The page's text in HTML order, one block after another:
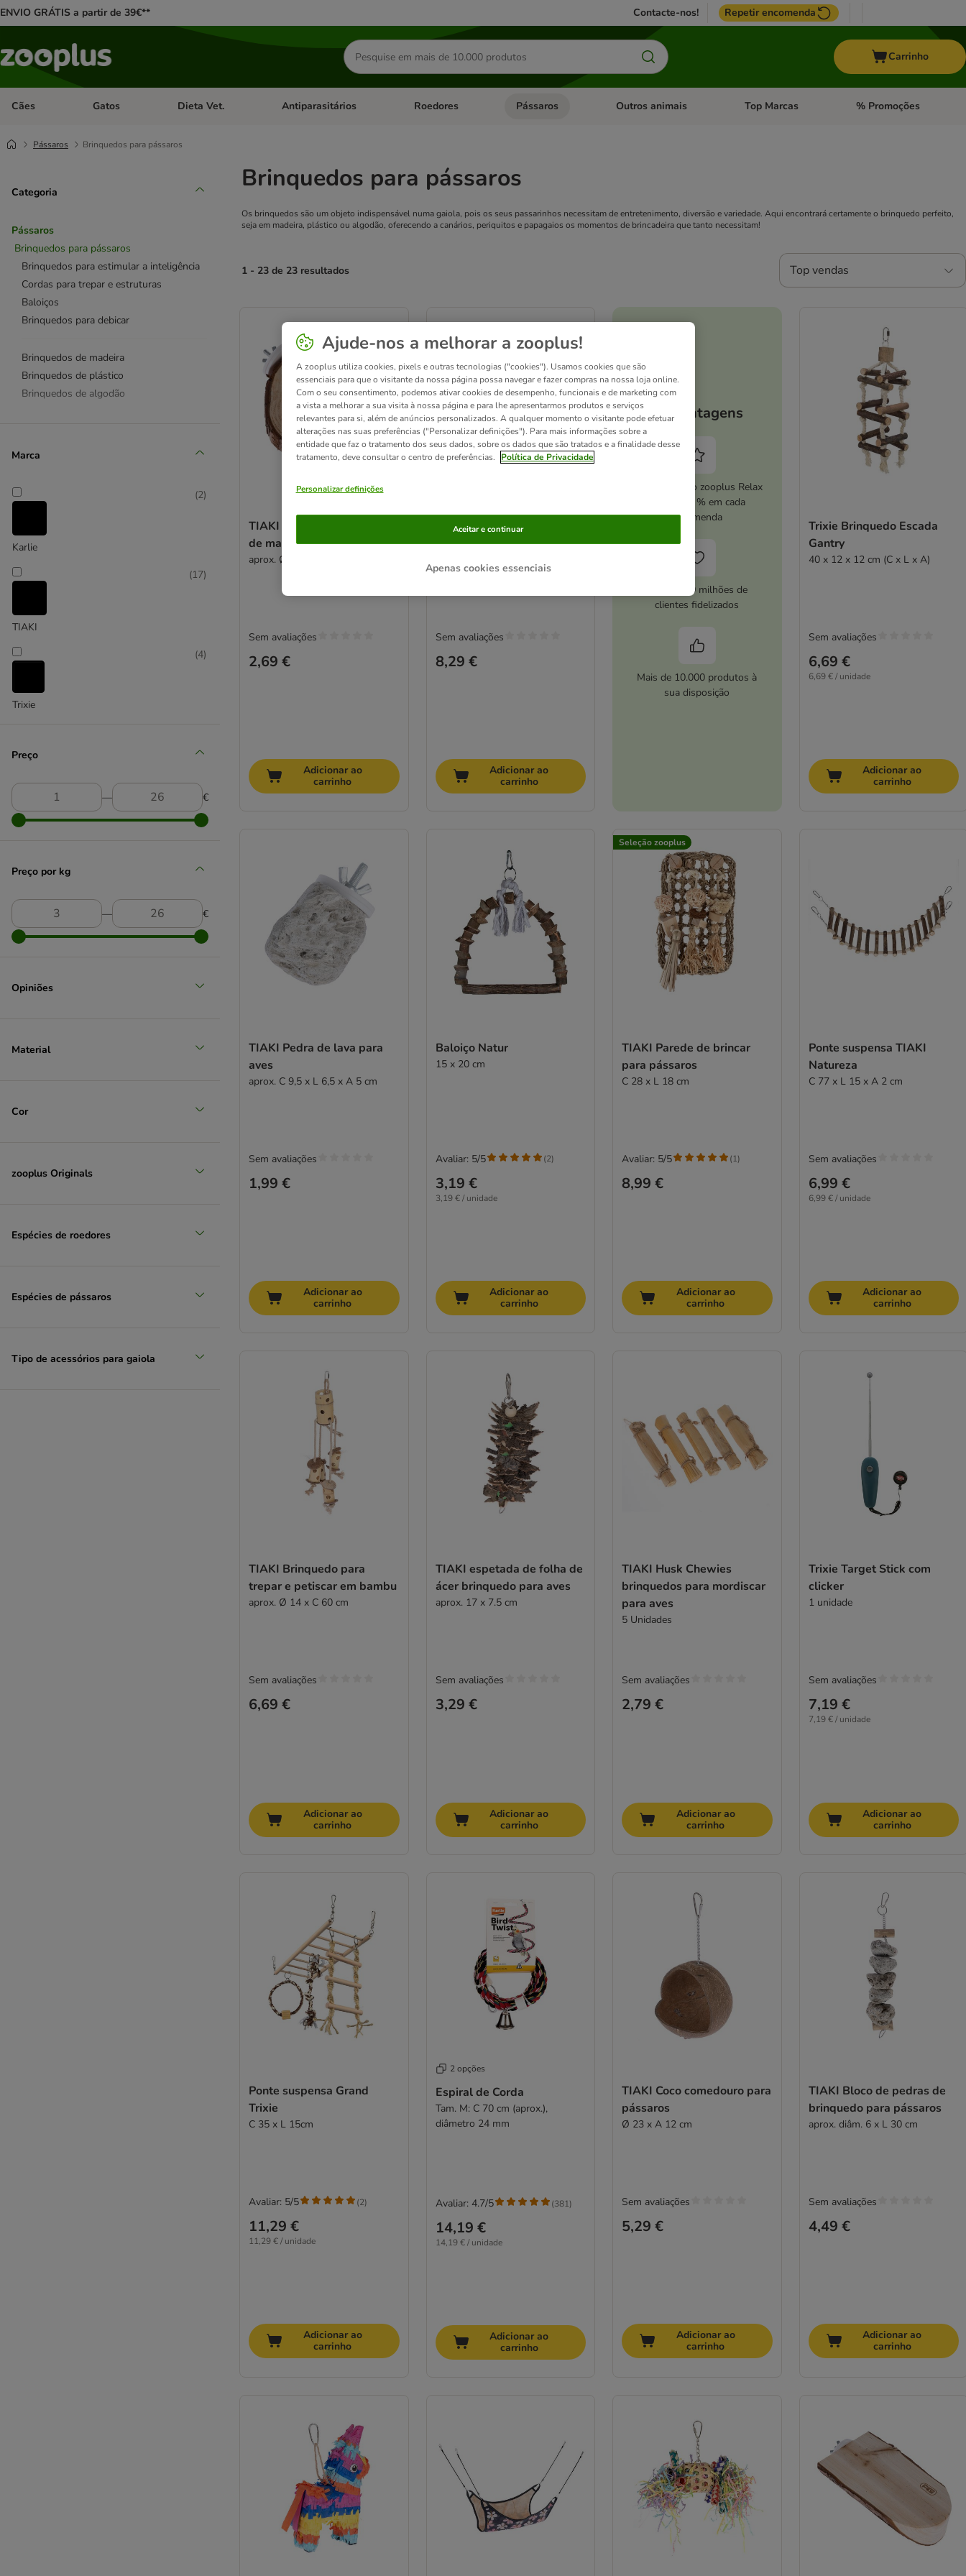
ENVIO GRÁTIS a partir de 39€** Contacte-nos! Repetir encomenda
Pesquisar
produtos
Carrinho
Cães Abrir menu de categoria: Cães
Gatos Abrir menu de categoria: Gatos
Dieta Vet. Abrir menu de categoria: Dieta Vet.
Antiparasitários Abrir menu de categoria: Antiparasitários
Roedores Abrir menu de categoria: Roedores
Pássaros Abrir menu de categoria: Pássaros
Outros animais Abrir menu de categoria: Outros animais
Top Marcas Abrir menu de categoria:
% Promoções
Pássaros Brinquedos para pássaros
Categoria
Pássaros
Brinquedos para pássaros
Brinquedos para estimular a inteligência
Cordas para trepar e estruturas
Baloiços
Brinquedos para debicar
Brinquedos de madeira
Brinquedos de plástico
Brinquedos de algodão
Marca
Karlie
(2)
TIAKI
(17)
Trixie
(4)
Preço
― €
Preço por kg
― €
Opiniões
Material
Cor
zooplus Originals
Espécies de roedores
Espécies de pássaros
Tipo de acessórios para gaiola
Brinquedos para pássaros
Os brinquedos são um objeto indispensável numa gaiola, pois os seus passarinhos necessitam de entretenimento, diversão e variedade. Aqui encontrará certamente o brinquedo perfeito,
seja em madeira, plástico ou algodão, oferecendo a canários, periquitos e papagaios os momentos de brincadeira que tanto necessitam!
1 - 23 de 23 resultados Top vendas
TIAKI plataforma redonda
de madeira com casca
aprox. Ø 10 cm
2,69 €
Sem avaliações
Adicionar ao
carrinho
TIAKI Robot Man Brinquedo
para pássaros
8,29 €
Sem avaliações
Adicionar ao
carrinho
As vantagens
Ative o serviço zooplus Relax
e poupe 5 % em cada
encomenda
Mais de 10 milhões de
clientes fidelizados
Mais de 10.000 produtos à
sua disposição
Trixie Brinquedo Escada
Gantry
40 x 12 x 12 cm (C x L x A)
6,69 €
6,69 € / unidade
Sem avaliações
Adicionar ao
carrinho
TIAKI Pedra de lava para
aves
aprox. C 9,5 x L 6,5 x A 5 cm
1,99 €
Sem avaliações
Adicionar ao
carrinho
Baloiço Natur
15 x 20 cm
3,19 €
3,19 € / unidade
Avaliar: 5/5 (2)
Adicionar ao
carrinho
Seleção zooplus
TIAKI Parede de brincar
para pássaros
C 28 x L 18 cm
8,99 €
Avaliar: 5/5 (1)
Adicionar ao
carrinho
Ponte suspensa TIAKI
Natureza
C 77 x L 15 x A 2 cm
6,99 €
6,99 € / unidade
Sem avaliações
Adicionar ao
carrinho
TIAKI Brinquedo para
trepar e petiscar em bambu
aprox. Ø 14 x C 60 cm
6,69 €
Sem avaliações
Adicionar ao
carrinho
TIAKI espetada de folha de
ácer brinquedo para aves
aprox. 17 x 7.5 cm
3,29 €
Sem avaliações
Adicionar ao
carrinho
TIAKI Husk Chewies
brinquedos para mordiscar
para aves
5 Unidades
2,79 €
Sem avaliações
Adicionar ao
carrinho
Trixie Target Stick com
clicker
1 unidade
7,19 €
7,19 € / unidade
Sem avaliações
Adicionar ao
carrinho
Ponte suspensa Grand
Trixie
C 35 x L 15cm
11,29 €
11,29 € / unidade
Avaliar: 5/5 (2)
Adicionar ao
carrinho
2 opções
Espiral de Corda
Tam. M: C 70 cm (aprox.),
diâmetro 24 mm
14,19 €
14,19 € / unidade
Avaliar: 4.7/5 (381)
Adicionar ao
carrinho
TIAKI Coco comedouro para
pássaros
Ø 23 x A 12 cm
5,29 €
Sem avaliações
Adicionar ao
carrinho
TIAKI Bloco de pedras de
brinquedo para pássaros
aprox. diâm. 6 x L 30 cm
4,49 €
Sem avaliações
Adicionar ao
carrinho
Ajude-nos a melhorar a zooplus!
A zooplus utiliza cookies, pixels e outras tecnologias ("cookies"). Usamos cookies que são
essenciais para que o visitante da nossa página possa navegar e fazer compras na nossa loja online.
Com o seu consentimento, podemos ativar cookies de desempenho, funcionais e de marketing com
a vista a melhorar a sua visita à nossa página e para lhe apresentarmos produtos e serviços
relevantes para si, além de anúncios personalizados. A qualquer momento o visitante pode efetuar
alterações nas suas preferências ("Personalizar definições"). Para mais informações sobre a
entidade que faz o tratamento dos seus dados, sobre os dados que são tratados e a finalidade desse
tratamento, deve consultar o centro de preferências.
Política de Privacidade
Personalizar definições
Apenas cookies essenciais
Aceitar e continuar